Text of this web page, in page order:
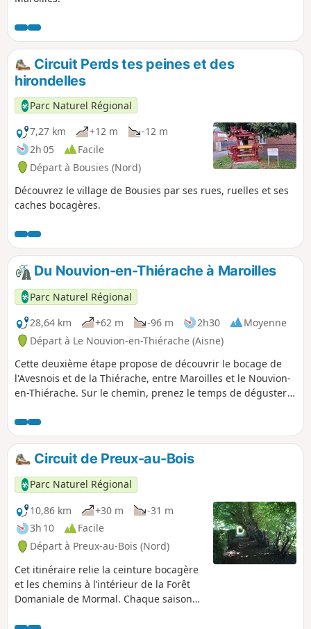
Circuit Perds tes peines et des
hirondelles
Parc Naturel Régional
7,27 km
+12 m
-12 m
2h 05
Facile
Départ à Bousies (Nord)
Découvrez le village de Bousies par ses rues, ruelles et ses
caches bocagères.
Du Nouvion-en-Thiérache à Maroilles
Parc Naturel Régional
28,64 km
+62 m -96 m 2h30
Moyenne
Départ à Le Nouvion-en-Thiérache (Aisne)
Cette deuxième étape propose de découvrir le bocage de
l'Avesnois et de la Thiérache, entre Maroilles et le Nouvion-
en-Thiérache. Sur le chemin, prenez le temps de déguster
Circuit de Preux-au-Bois
Parc Naturel Régional
10,86 km
+30 m
-31 m
3h 10
Facile
Départ à Preux-au-Bois (Nord)
Cet itinéraire relie la ceinture bocagère
et les chemins à l’intérieur de la Forêt
Domaniale de Mormal. Chaque saison